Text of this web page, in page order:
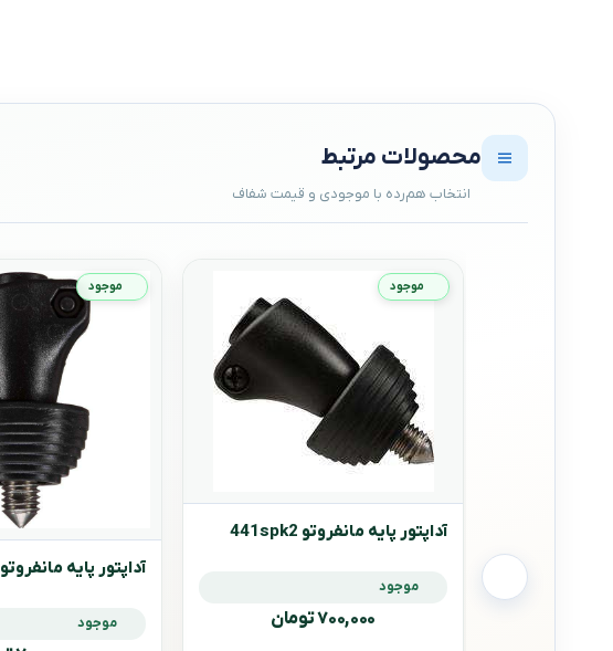
محصولات مرتبط
موجود
آداپتور پایه مانفروتو 441spk2
موجود
۷۰۰,۰۰۰ تومان
موجود
آداپتور پایه مانفروتو 160spk3
موجود